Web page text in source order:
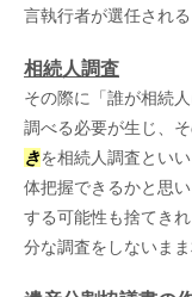
言執行者が選任される
相続人調査
その際に「誰が相続
調べる必要が生じ、
きを相続人調査とい
体把握できるかと思
する可能性も捨てき
分な調査をしないまま